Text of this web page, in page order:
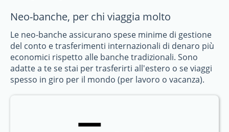
Neo-banche, per chi viaggia molto
Le neo-banche assicurano spese minime di gestione
del conto e trasferimenti internazionali di denaro più
economici rispetto alle banche tradizionali. Sono
adatte a te se stai per trasferirti all'estero o se viaggi
spesso in giro per il mondo (per lavoro o vacanza).